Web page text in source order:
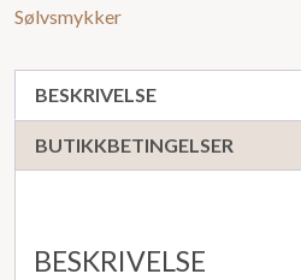
Sølvsmykker
BESKRIVELSE
BUTIKKBETINGELSER
BESKRIVELSE